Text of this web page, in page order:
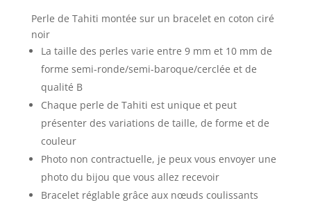
Perle de Tahiti montée sur un bracelet en coton ciré
noir
La taille des perles varie entre 9 mm et 10 mm de
forme semi-ronde/semi-baroque/cerclée et de
qualité B
Chaque perle de Tahiti est unique et peut
présenter des variations de taille, de forme et de
couleur
Photo non contractuelle, je peux vous envoyer une
photo du bijou que vous allez recevoir
Bracelet réglable grâce aux nœuds coulissants